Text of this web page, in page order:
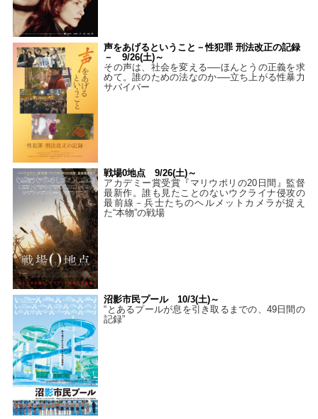
声をあげるということ－性犯罪 刑法改正の記録
－ 9/26(土)～
その声は、社会を変える──ほんとうの正義を求
めて。誰のための法なのか──立ち上がる性暴力
サバイバー
戦場0地点 9/26(土)～
アカデミー賞受賞『マリウポリの20日間』監督
最新作。誰も見たことのないウクライナ侵攻の
最前線－兵士たちのヘルメットカメラが捉え
た“本物”の戦場
沼影市民プール 10/3(土)～
“とあるプールが息を引き取るまでの、49日間の
記録”